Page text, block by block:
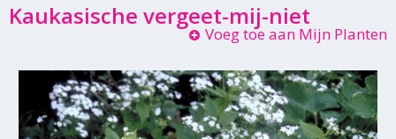
Kaukasische vergeet-mij-niet
Voeg toe aan Mijn Planten